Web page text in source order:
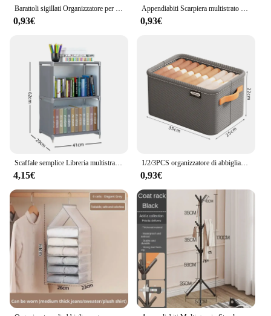
Barattoli sigillati Organizzatore per la conservazione dei cereali da cucina Serbatoio grande Scatola di immagazzinaggio in plastica a prova di umidità Set di barattoli per condimenti per la casa
0,93€
Appendiabiti Scarpiera multistrato Porta Scaffale per cappelli e scarpe fai-da-te Semplice portaoggetti per organizer da soggiorno da terra
0,93€
Scaffale semplice Libreria multistrato di facile montaggio Supporto per libri di facile montaggio Espositore per libri Organizzatore di libri Scaffale per detriti
4,15€
1/2/3PCS organizzatore di abbigliamento pieghevole armadio vestiti pantaloni organizzatore di immagazzinaggio armadio organizzatore cassetto organizzatore di giocattoli
0,93€